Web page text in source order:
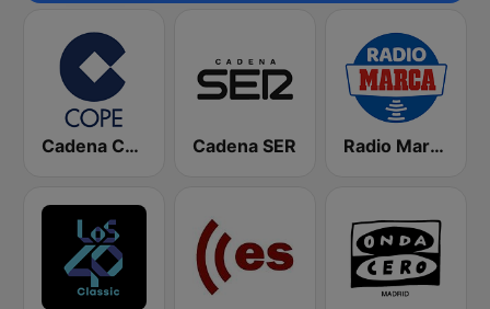
Cadena COPE Cadena SER Radio Marca Nacional